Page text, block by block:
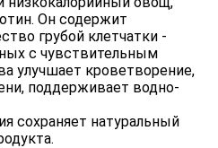
Он содержит
грубой клетчатки -
с чувствительным
улучшает кроветворение,
поддерживает водно-
сохраняет натуральный